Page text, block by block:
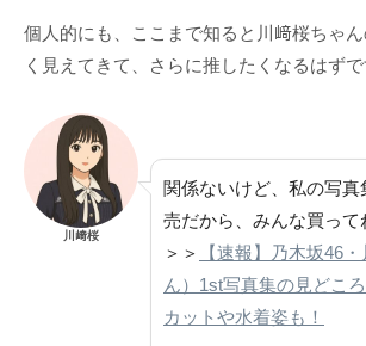
個人的にも、ここまで知ると川﨑桜ちゃ
く見えてきて、さらに推したくなるはず
川﨑桜
関係ないけど、私の写真
売だから、みんな買って
＞＞
【速報】乃木坂46
ん）1st写真集の見どこ
カットや水着姿も！